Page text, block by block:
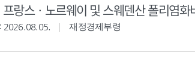
랑스ㆍ노르웨이 및 스웨덴산 폴리염
2026.08.05. 재정경제부령